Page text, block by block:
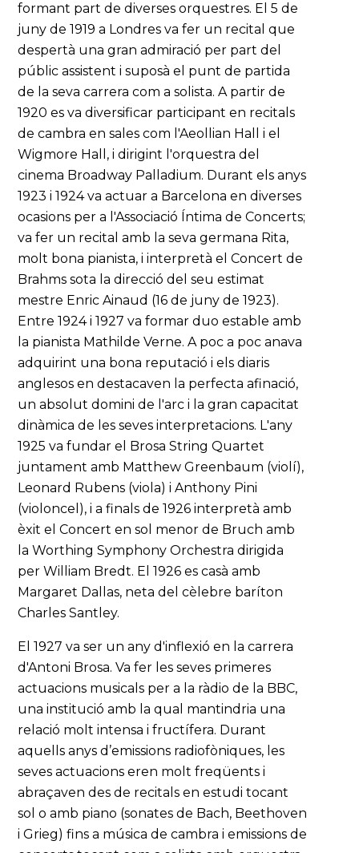
formant part de diverses orquestres. El 5 de
juny de 1919 a Londres va fer un recital que
despertà una gran admiració per part del
públic assistent i suposà el punt de partida
de la seva carrera com a solista. A partir de
1920 es va diversificar participant en recitals
de cambra en sales com l'Aeollian Hall i el
Wigmore Hall, i dirigint l'orquestra del
cinema Broadway Palladium. Durant els anys
1923 i 1924 va actuar a Barcelona en diverses
ocasions per a l'Associació Íntima de Concerts;
va fer un recital amb la seva germana Rita,
molt bona pianista, i interpretà el Concert de
Brahms sota la direcció del seu estimat
mestre Enric Ainaud (16 de juny de 1923).
Entre 1924 i 1927 va formar duo estable amb
la pianista Mathilde Verne. A poc a poc anava
adquirint una bona reputació i els diaris
anglesos en destacaven la perfecta afinació,
un absolut domini de l'arc i la gran capacitat
dinàmica de les seves interpretacions. L'any
1925 va fundar el Brosa String Quartet
juntament amb Matthew Greenbaum (violí),
Leonard Rubens (viola) i Anthony Pini
(violoncel), i a finals de 1926 interpretà amb
èxit el Concert en sol menor de Bruch amb
la Worthing Symphony Orchestra dirigida
per William Bredt. El 1926 es casà amb
Margaret Dallas, neta del cèlebre baríton
Charles Santley.
El 1927 va ser un any d'inflexió en la carrera
d'Antoni Brosa. Va fer les seves primeres
actuacions musicals per a la ràdio de la BBC,
una institució amb la qual mantindria una
relació molt intensa i fructífera. Durant
aquells anys d’emissions radiofòniques, les
seves actuacions eren molt freqüents i
abraçaven des de recitals en estudi tocant
sol o amb piano (sonates de Bach, Beethoven
i Grieg) fins a música de cambra i emissions de